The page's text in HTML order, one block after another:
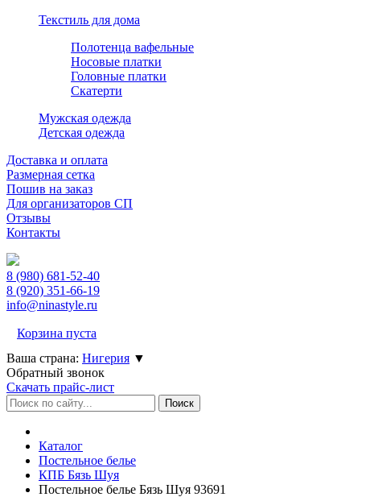
Текстиль для дома
Полотенца вафельные
Носовые платки
Головные платки
Скатерти
Мужская одежда
Детская одежда
Доставка и оплата
Размерная сетка
Пошив на заказ
Для организаторов СП
Отзывы
Контакты
8 (980) 681-52-40
8 (920) 351-66-19
info@ninastyle.ru
Корзина пуста
Ваша страна: Нигерия ▼
Обратный звонок
Скачать прайс-лист
Каталог
Постельное белье
КПБ Бязь Шуя
Постельное белье Бязь Шуя 93691